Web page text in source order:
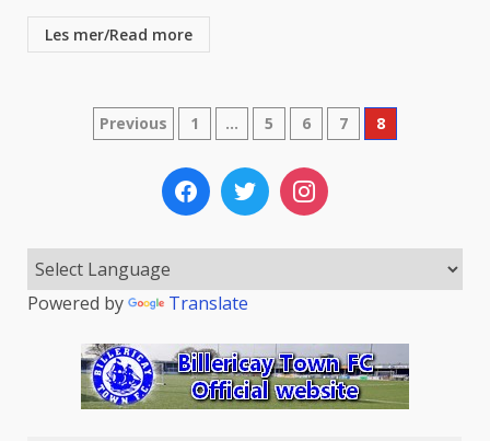
Les mer/Read more
Sidepaginering
Previous 1 … 5 6 7 8
Powered by Translate